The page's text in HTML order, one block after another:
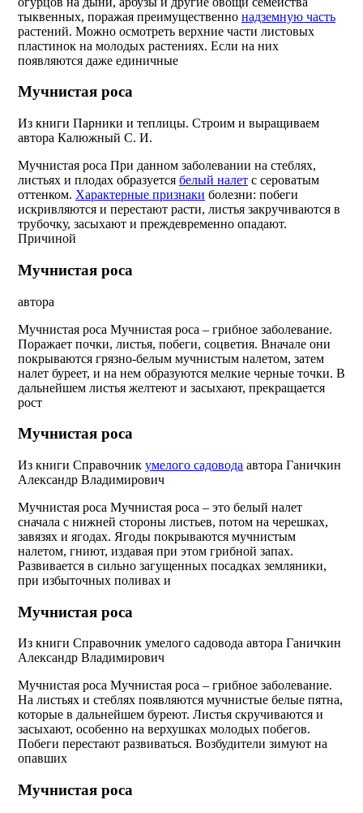
тыквенных, поражая преимущественно надземную часть
растений. Можно осмотреть верхние части листовых
пластинок на молодых растениях. Если на них
появляются даже единичные
Мучнистая роса
Из книги Парники и теплицы. Строим и выращиваем
автора Калюжный С. И.
Мучнистая роса При данном заболевании на стеблях,
листьях и плодах образуется белый налет с сероватым
оттенком. Характерные признаки болезни: побеги
искривляются и перестают расти, листья закручиваются в
трубочку, засыхают и преждевременно опадают.
Причиной
Мучнистая роса
автора
Мучнистая роса Мучнистая роса – грибное заболевание.
Поражает почки, листья, побеги, соцветия. Вначале они
покрываются грязно-белым мучнистым налетом, затем
налет буреет, и на нем образуются мелкие черные точки. В
дальнейшем листья желтеют и засыхают, прекращается
рост
Мучнистая роса
Из книги Справочник умелого садовода автора Ганичкин
Александр Владимирович
Мучнистая роса Мучнистая роса – это белый налет
сначала с нижней стороны листьев, потом на черешках,
завязях и ягодах. Ягоды покрываются мучнистым
налетом, гниют, издавая при этом грибной запах.
Развивается в сильно загущенных посадках земляники,
при избыточных поливах и
Мучнистая роса
Из книги Справочник умелого садовода автора Ганичкин
Александр Владимирович
Мучнистая роса Мучнистая роса – грибное заболевание.
На листьях и стеблях появляются мучнистые белые пятна,
которые в дальнейшем буреют. Листья скручиваются и
засыхают, особенно на верхушках молодых побегов.
Побеги перестают развиваться. Возбудители зимуют на
опавших
Мучнистая роса